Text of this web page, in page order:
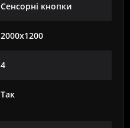
Сенсорні кнопки
2000х1200
4
Так